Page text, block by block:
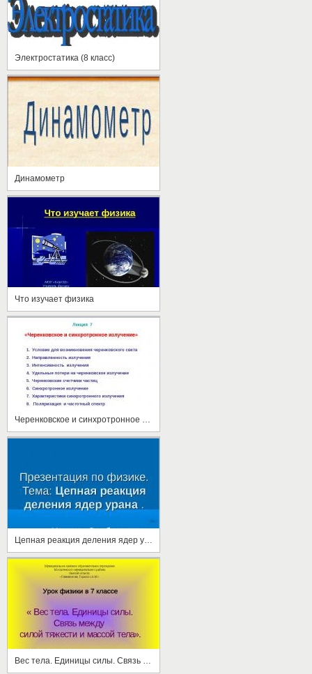
Электростатика (8 класс)
Динамометр
Что изучает физика